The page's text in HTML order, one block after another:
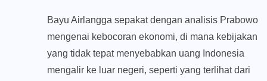
Bayu Airlangga sepakat dengan analisis Prabowo
mengenai kebocoran ekonomi, di mana kebijakan
yang tidak tepat menyebabkan uang Indonesia
mengalir ke luar negeri, seperti yang terlihat dari